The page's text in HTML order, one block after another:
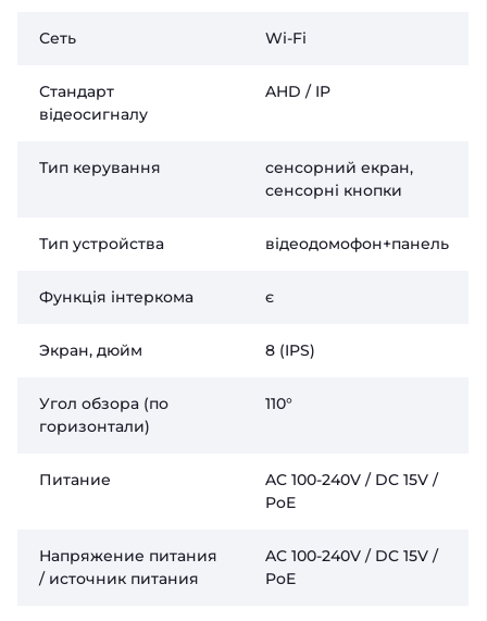
Сеть Wi-Fi
Стандарт
відеосигналу
AHD / IP
Тип керування
сенсорний екран,
сенсорні кнопки
Тип устройства відеодомофон+панель
Функція інтеркома є
Экран, дюйм 8 (IPS)
Угол обзора (по
горизонтали)
110°
Питание
AC 100-240V / DC 15V /
PoE
Напряжение питания
/ источник питания
AC 100-240V / DC 15V /
PoE